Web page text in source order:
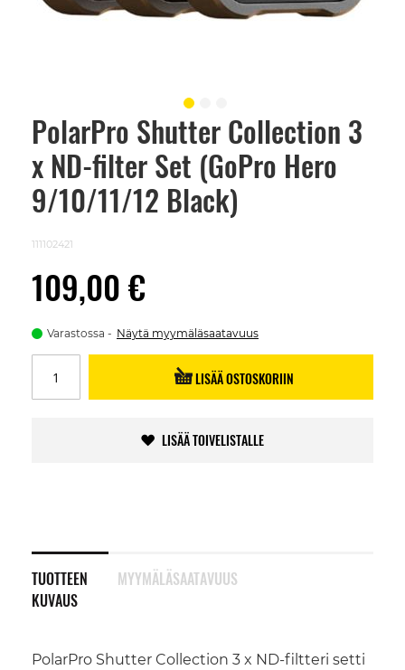
PolarPro Shutter Collection 3
x ND-filter Set (GoPro Hero
9/10/11/12 Black)
111102421
109,00 €
Varastossa Näytä myymäläsaatavuus
LISÄÄ OSTOSKORIIN
LISÄÄ TOIVELISTALLE
TUOTTEEN
KUVAUS
PolarPro Shutter Collection 3 x ND-filtteri setti
MYYMÄLÄSAATAVUUS
Skip
beginning
images